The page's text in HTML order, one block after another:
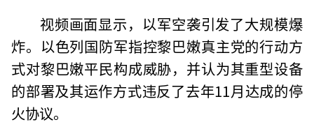
视频画面显示，以军空袭引发了大规模爆
炸。以色列国防军指控黎巴嫩真主党的行动方
式对黎巴嫩平民构成威胁，并认为其重型设备
的部署及其运作方式违反了去年11月达成的停
火协议。